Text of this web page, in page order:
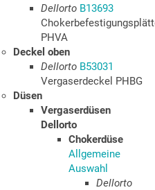
Dellorto B13693
PHVA
Deckel oben
Dellorto B53031
Vergaserdeckel PHBG
Düsen
Vergaserdüsen
Dellorto
Chokerdüse
Allgemeine
Auswahl
Dellorto